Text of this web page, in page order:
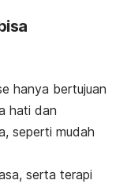
hanya bertujuan
hati dan
seperti mudah
serta terapi